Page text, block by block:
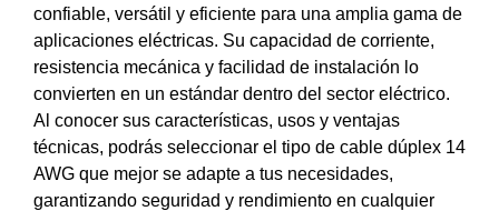
confiable, versátil y eficiente para una amplia gama de
aplicaciones eléctricas. Su capacidad de corriente,
resistencia mecánica y facilidad de instalación lo
convierten en un estándar dentro del sector eléctrico.
Al conocer sus características, usos y ventajas
técnicas, podrás seleccionar el tipo de cable dúplex 14
AWG que mejor se adapte a tus necesidades,
garantizando seguridad y rendimiento en cualquier